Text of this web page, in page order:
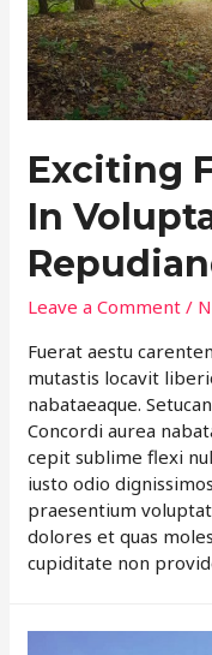
Exciting
In
Leave a Comment /
Fuerat aestu
mutastis locavit
nabataeaque.
Concordi aurea
cepit sublime flexi
iusto odio
praesentium
dolores et quas
cupiditate non